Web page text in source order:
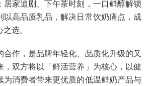
居家追剧、下午茶时刻，一口鲜醇解锁
以高品质乳品，解决日常饮奶痛点，成
选。
合作，是品牌年轻化、品质化升级的又
，双方将以「鲜活营养」为核心，以健
为消费者带来更优质的低温鲜奶产品与